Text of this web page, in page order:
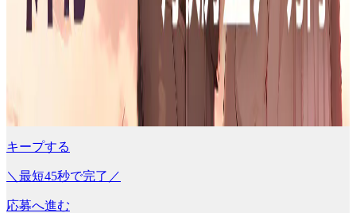
キープする
＼最短45秒で完了／
応募へ進む